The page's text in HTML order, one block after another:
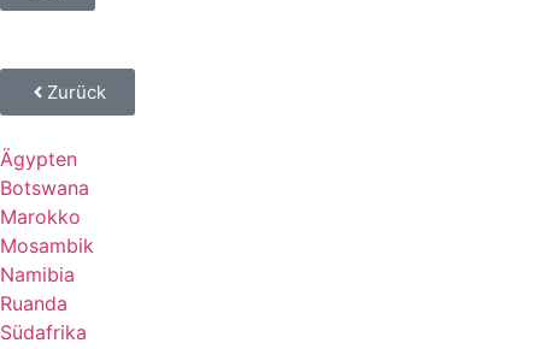
Zurück
Ägypten
Botswana
Marokko
Mosambik
Namibia
Ruanda
Südafrika